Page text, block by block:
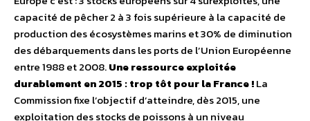
capacité de pêcher 2 à 3 fois supérieure à la capacité de
production des écosystèmes marins et 30% de diminution
des débarquements dans les ports de l’Union Européenne
entre 1988 et 2008.Une ressource exploitée
durablement en 2015 : trop tôt pour la France !La
Commission fixe l’objectif d’atteindre, dès 2015, une
exploitation des stocks de poissons à un niveau